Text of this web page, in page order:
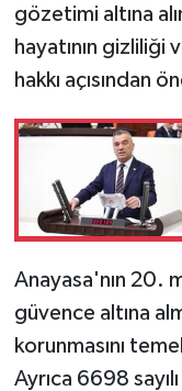
gözetimi altına
hayatının gizliliği
hakkı açısından
Anayasa'nın 20.
güvence altına
korunmasını
Ayrıca 6698